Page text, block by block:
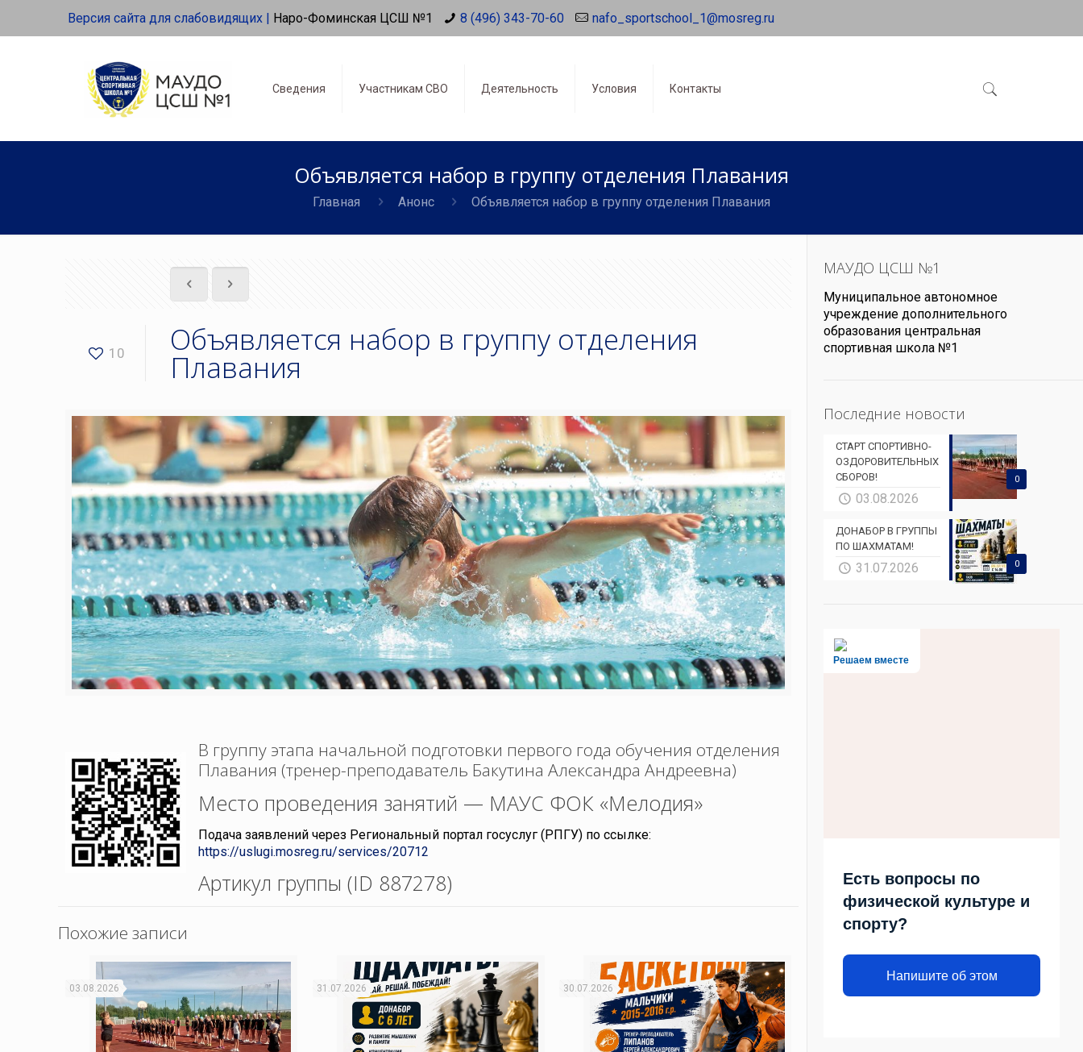
Версия сайта для слабовидящих | Наро-Фоминская ЦСШ №1 8 (496) 343-70-60 nafo_sportschool_1@mosreg.ru
Сведения Участникам СВО Деятельность Условия Контакты
Объявляется набор в группу отделения Плавания
Главная Анонс Объявляется набор в группу отделения Плавания
10 Объявляется набор в группу отделения
Плавания
В группу этапа начальной подготовки первого года обучения отделения
Плавания (тренер-преподаватель Бакутина Александра Андреевна)
Место проведения занятий — МАУС ФОК «Мелодия»
Подача заявлений через Региональный портал госуслуг (РПГУ) по ссылке:
https://uslugi.mosreg.ru/services/20712
Артикул группы (ID 887278)
Похожие записи
03.08.2026 31.07.2026 30.07.2026
МАУДО ЦСШ №1
Муниципальное автономное
учреждение дополнительного
образования центральная
спортивная школа №1
Последние новости
0
СТАРТ СПОРТИВНО-
ОЗДОРОВИТЕЛЬНЫХ
СБОРОВ!
03.08.2026
0
ДОНАБОР В ГРУППЫ
ПО ШАХМАТАМ!
31.07.2026
Решаем вместе
Есть вопросы по
физической культуре и
спорту?
Напишите об этом